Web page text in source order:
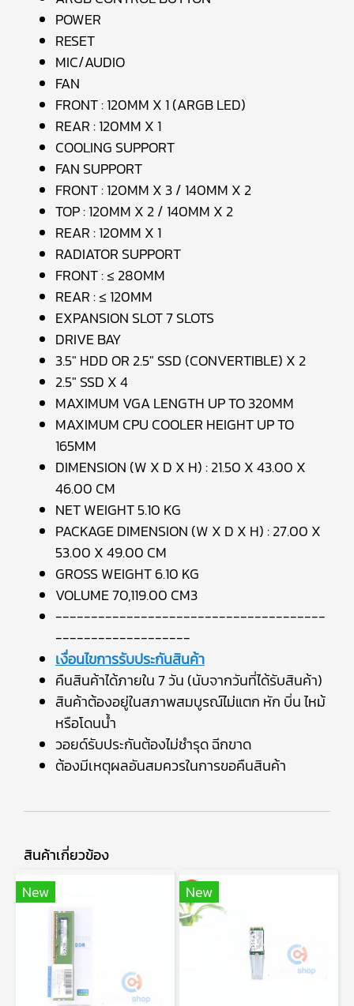
POWER
RESET
MIC/AUDIO
FAN
FRONT : 120MM X 1 (ARGB LED)
REAR : 120MM X 1
COOLING SUPPORT
FAN SUPPORT
FRONT : 120MM X 3 / 140MM X 2
TOP : 120MM X 2 / 140MM X 2
REAR : 120MM X 1
RADIATOR SUPPORT
FRONT : ≤ 280MM
REAR : ≤ 120MM
EXPANSION SLOT 7 SLOTS
DRIVE BAY
3.5" HDD OR 2.5" SSD (CONVERTIBLE) X 2
2.5" SSD X 4
MAXIMUM VGA LENGTH UP TO 320MM
MAXIMUM CPU COOLER HEIGHT UP TO
165MM
DIMENSION (W X D X H) : 21.50 X 43.00 X
46.00 CM
NET WEIGHT 5.10 KG
PACKAGE DIMENSION (W X D X H) : 27.00 X
53.00 X 49.00 CM
GROSS WEIGHT 6.10 KG
VOLUME 70,119.00 CM3
--------------------------------------
-------------------
เงื่อนไขการรับประกันสินค้า
คืนสินค้าได้ภายใน 7 วัน (นับจากวันที่ได้รับสินค้า)
สินค้าต้องอยู่ในสภาพสมบูรณ์ไม่แตก หัก บิ่น ไหม้
หรือโดนน้ำ
วอยด์รับประกันต้องไม่ชำรุด ฉีกขาด
ต้องมีเหตุผลอันสมควรในการขอคืนสินค้า
สินค้าเกี่ยวข้อง
New
New